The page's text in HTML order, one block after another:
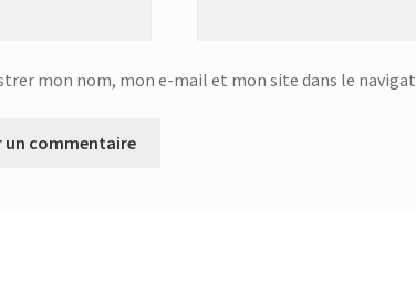
mon nom, mon e-mail et mon site dans le